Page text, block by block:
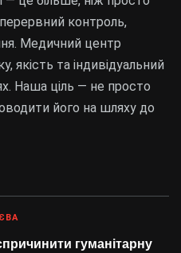
гуманітарну
контроль,
Медичний центр
якість та індивідуальний
Наша ціль — не просто
його на шляху до